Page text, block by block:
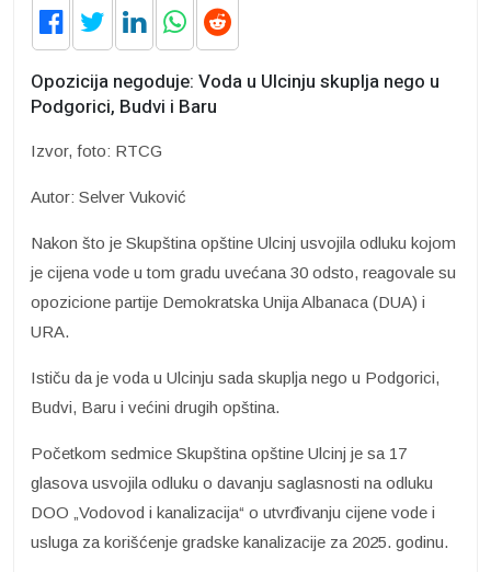
Opozicija negoduje: Voda u Ulcinju skuplja nego u
Podgorici, Budvi i Baru
Izvor, foto: RTCG
Autor: Selver Vuković
Nakon što je Skupština opštine Ulcinj usvojila odluku kojom
je cijena vode u tom gradu uvećana 30 odsto, reagovale su
opozicione partije Demokratska Unija Albanaca (DUA) i
URA.
Ističu da je voda u Ulcinju sada skuplja nego u Podgorici,
Budvi, Baru i većini drugih opština.
Početkom sedmice Skupština opštine Ulcinj je sa 17
glasova usvojila odluku o davanju saglasnosti na odluku
DOO „Vodovod i kanalizacija“ o utvrđivanju cijene vode i
usluga za korišćenje gradske kanalizacije za 2025. godinu.